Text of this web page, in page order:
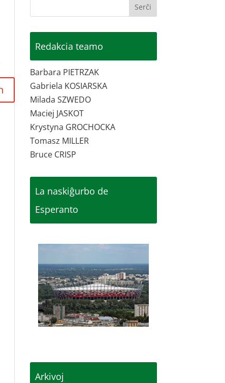
Redakcia teamo
Barbara PIETRZAK
Gabriela KOSIARSKA
Milada SZWEDO
Maciej JASKOT
Krystyna GROCHOCKA
Tomasz MILLER
Bruce CRISP
La naskiĝurbo de
Esperanto
Arkivoj